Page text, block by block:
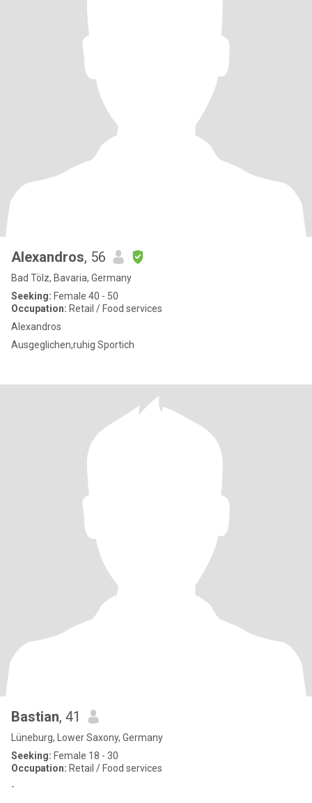
Alexandros, 56
Bad Tölz, Bavaria, Germany
Seeking: Female 40 - 50
Occupation: Retail / Food services
Alexandros
Ausgeglichen,ruhig Sportich
Bastian, 41
Lüneburg, Lower Saxony, Germany
Seeking: Female 18 - 30
Occupation: Retail / Food services
-